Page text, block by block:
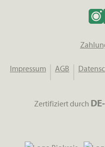
Impressum AGB
Zertifiziert durch